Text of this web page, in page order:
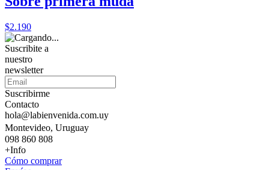
$2.190
Suscribite a
nuestro
newsletter
Suscribirme
Contacto
hola@labienvenida.com.uy
Montevideo, Uruguay
098 860 808
+Info
Cómo comprar